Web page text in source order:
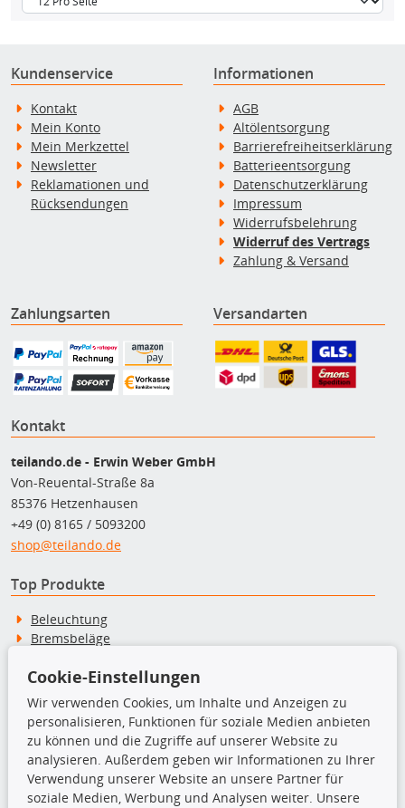
Kundenservice
Kontakt
Mein Konto
Mein Merkzettel
Newsletter
Reklamationen und
Rücksendungen
Informationen
AGB
Altölentsorgung
Barrierefreiheitserklärung
Batterieentsorgung
Datenschutzerklärung
Impressum
Widerrufsbelehrung
Widerruf des Vertrags
Zahlung & Versand
Zahlungsarten Versandarten
Kontakt
teilando.de - Erwin Weber GmbH
Von-Reuental-Straße 8a
85376 Hetzenhausen
+49 (0) 8165 / 5093200
shop@teilando.de
Top Produkte
Beleuchtung
Bremsbeläge
Kupplungssatz
Querlenker
Radlager
Stoßdämpfer
TecDoc Inside
Cookie-Einstellungen
Wir verwenden Cookies, um Inhalte und Anzeigen zu
personalisieren, Funktionen für soziale Medien anbieten
zu können und die Zugriffe auf unserer Website zu
analysieren. Außerdem geben wir Informationen zu Ihrer
Verwendung unserer Website an unsere Partner für
soziale Medien, Werbung und Analysen weiter. Unsere